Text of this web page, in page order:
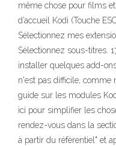
même chose pour films
d’accueil Kodi (Touche
Sélectionnez mes
Sélectionnez sous-titres.
installer quelques add-
n'est pas difficile, comme
guide sur les modules
ici pour simplifier les
rendez-vous dans la
à partir du référentiel" et